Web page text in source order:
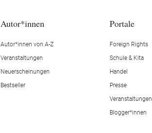
Autor*innen
Autor*innen von A-Z
Veranstaltungen
Neuerscheinungen
Bestseller
Portale
Foreign Rights
Schule & Kita
Handel
Presse
Veranstaltungen
Blogger*innen